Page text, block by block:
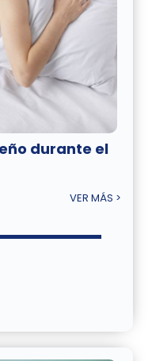
durante el
VER MÁS >